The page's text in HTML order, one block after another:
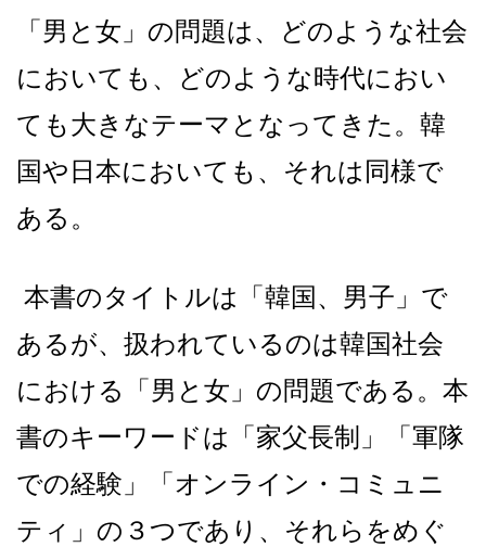
「男と女」の問題は、どのような社会
においても、どのような時代におい
ても大きなテーマとなってきた。韓
国や日本においても、それは同様で
ある。
本書のタイトルは「韓国、男子」で
あるが、扱われているのは韓国社会
における「男と女」の問題である。本
書のキーワードは「家父長制」「軍隊
での経験」「オンライン・コミュニ
ティ」の３つであり、それらをめぐ